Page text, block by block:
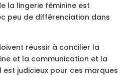
la lingerie féminine est
peu de différenciation dans
réussir à concilier la
et la communication et la
judicieux pour ces marques